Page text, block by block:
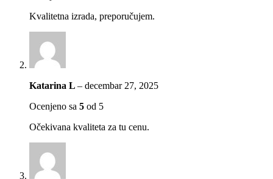
Kvalitetna izrada, preporučujem.
Katarina L – decembar 27, 2025
Ocenjeno sa 5 od 5
Očekivana kvaliteta za tu cenu.